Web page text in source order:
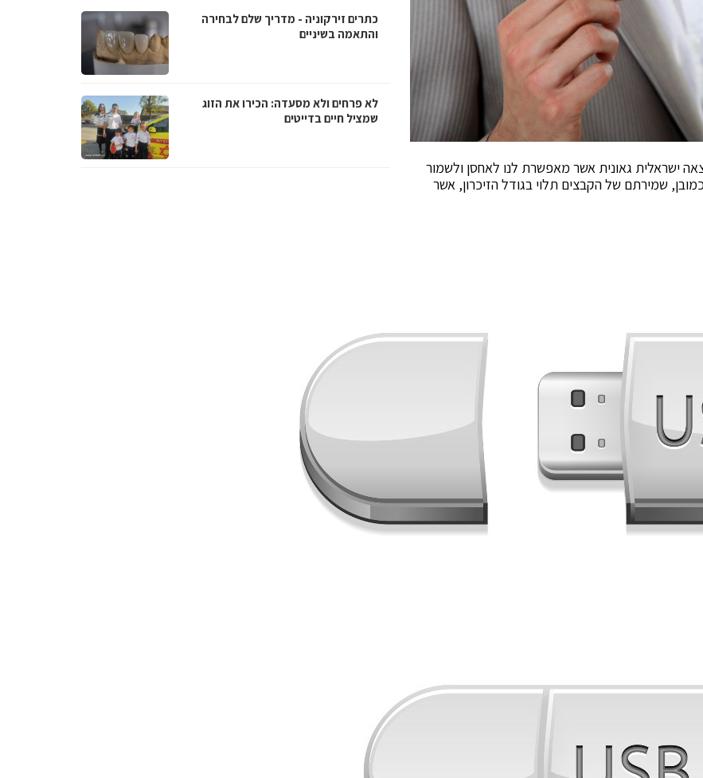
ישראלית גאונית אשר מאפשרת לנו לאחסן ולשמור
שמירתם של הקבצים תלוי בגודל הזיכרון, אשר
כתרים זירקוניה - מדריך שלם לבחירה
והתאמה בשיניים
לא פרחים ולא מסעדה: הכירו את הזוג
שמציל חיים בדייטים